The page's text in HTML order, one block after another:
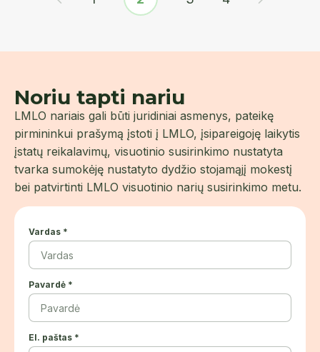
Noriu tapti nariu
LMLO nariais gali būti juridiniai asmenys, pateikę
pirmininkui prašymą įstoti į LMLO, įsipareigoję laikytis
įstatų reikalavimų, visuotinio susirinkimo nustatyta
tvarka sumokėję nustatyto dydžio stojamąjį mokestį
bei patvirtinti LMLO visuotinio narių susirinkimo metu.
Vardas *
Pavardė *
El. paštas *